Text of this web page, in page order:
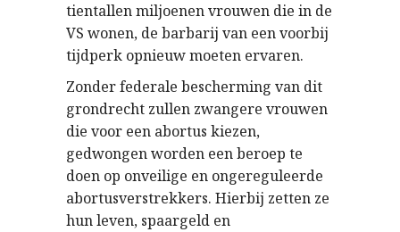
tientallen miljoenen vrouwen die in de
VS wonen, de barbarij van een voorbij
tijdperk opnieuw moeten ervaren.
Zonder federale bescherming van dit
grondrecht zullen zwangere vrouwen
die voor een abortus kiezen,
gedwongen worden een beroep te
doen op onveilige en ongereguleerde
abortusverstrekkers. Hierbij zetten ze
hun leven, spaargeld en